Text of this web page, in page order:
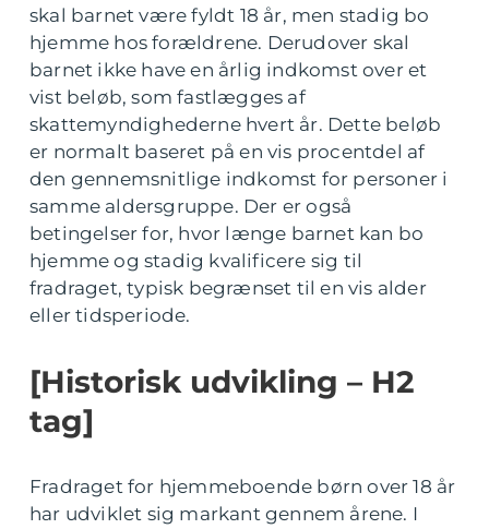
skal barnet være fyldt 18 år, men stadig bo
hjemme hos forældrene. Derudover skal
barnet ikke have en årlig indkomst over et
vist beløb, som fastlægges af
skattemyndighederne hvert år. Dette beløb
er normalt baseret på en vis procentdel af
den gennemsnitlige indkomst for personer i
samme aldersgruppe. Der er også
betingelser for, hvor længe barnet kan bo
hjemme og stadig kvalificere sig til
fradraget, typisk begrænset til en vis alder
eller tidsperiode.
[Historisk udvikling – H2
tag]
Fradraget for hjemmeboende børn over 18 år
har udviklet sig markant gennem årene. I